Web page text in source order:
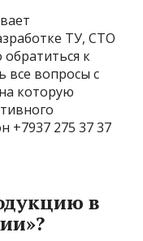
ТУ, СТО
к
все вопросы с
которую
+7937 275 37 37
в